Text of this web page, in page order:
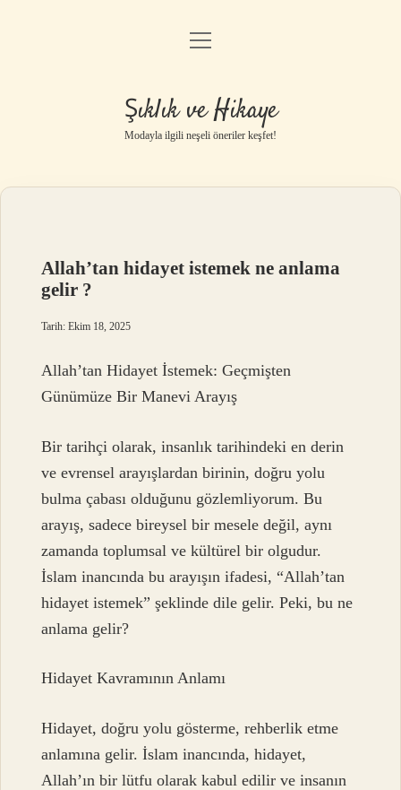
Gizlilik Politikası
Yasal Uyarı
menüyü
Şıklık ve Hikaye
Modayla ilgili neşeli öneriler keşfet!
Allah’tan hidayet istemek ne anlama
gelir ?
Tarih: Ekim 18, 2025
Allah’tan Hidayet İstemek: Geçmişten
Günümüze Bir Manevi Arayış
Bir tarihçi olarak, insanlık tarihindeki en derin
ve evrensel arayışlardan birinin, doğru yolu
bulma çabası olduğunu gözlemliyorum. Bu
arayış, sadece bireysel bir mesele değil, aynı
zamanda toplumsal ve kültürel bir olgudur.
İslam inancında bu arayışın ifadesi, “Allah’tan
hidayet istemek” şeklinde dile gelir. Peki, bu ne
anlama gelir?
Hidayet Kavramının Anlamı
Hidayet, doğru yolu gösterme, rehberlik etme
anlamına gelir. İslam inancında, hidayet,
Allah’ın bir lütfu olarak kabul edilir ve insanın